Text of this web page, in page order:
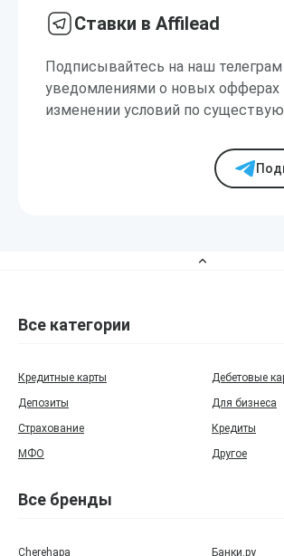
Ставки в Affilead
Подписывайтесь на наш телеграм
уведомлениями о новых офферах
изменении условий по
Все категории
Кредитные карты
Дебетовые
Депозиты
Для бизнеса
Страхование
Кредиты
МФО
Другое
Все бренды
Cherehapa
Банки.ру